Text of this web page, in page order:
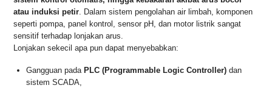
atau induksi petir. Dalam sistem pengolahan air limbah, komponen
seperti pompa, panel kontrol, sensor pH, dan motor listrik sangat
sensitif terhadap lonjakan arus.
Lonjakan sekecil apa pun dapat menyebabkan:
Gangguan pada PLC (Programmable Logic Controller) dan
sistem SCADA,